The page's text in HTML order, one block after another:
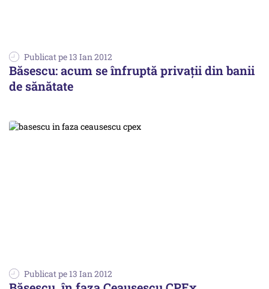
Publicat pe 13 Ian 2012
Băsescu: acum se înfruptă privaţii din banii
de sănătate
Publicat pe 13 Ian 2012